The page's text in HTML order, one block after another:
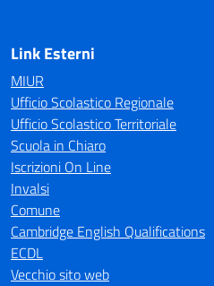
Link Esterni
MIUR
Ufficio Scolastico Regionale
Ufficio Scolastico Territoriale
Scuola in Chiaro
Iscrizioni On Line
Invalsi
Comune
Cambridge English Qualifications
ECDL
Vecchio sito web